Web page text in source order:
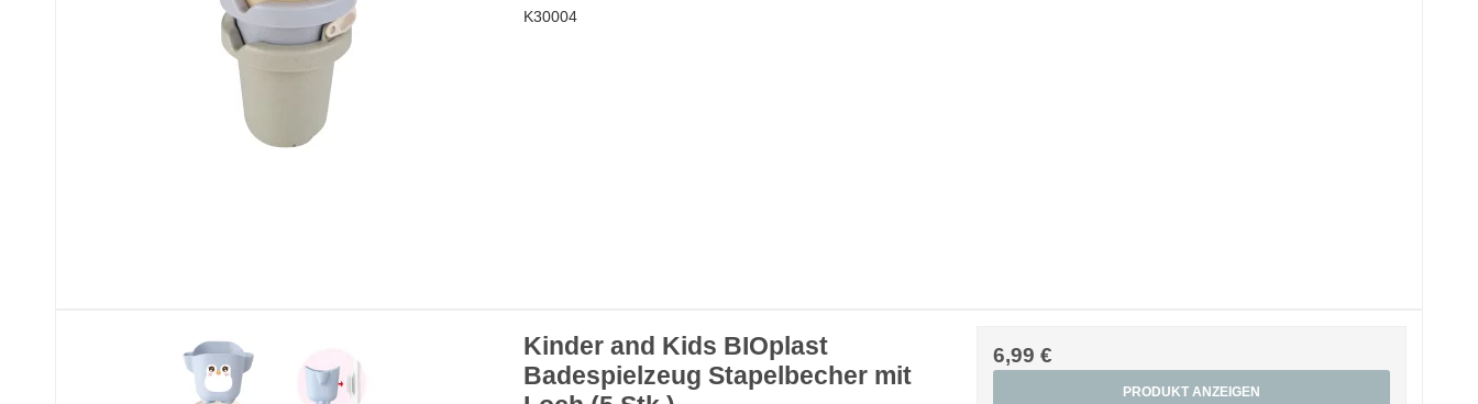
K30004
Kinder and Kids BIOplast
Badespielzeug Stapelbecher mit
6,99 €
PRODUKT ANZEIGEN